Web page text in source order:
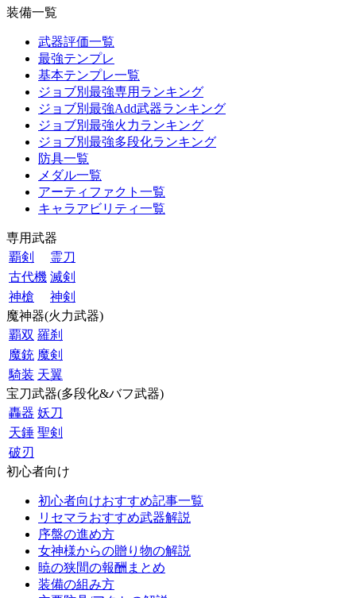
装備一覧
武器評価一覧
最強テンプレ
基本テンプレ一覧
ジョブ別最強専用ランキング
ジョブ別最強Add武器ランキング
ジョブ別最強火力ランキング
ジョブ別最強多段化ランキング
防具一覧
メダル一覧
アーティファクト一覧
キャラアビリティ一覧
専用武器
覇剣
霊刀
古代機 滅剣
神槍
神剣
魔神器(火力武器)
覇双 羅刹
魔銃 魔剣
騎装 天翼
宝刀武器(多段化&バフ武器)
轟器 妖刀
天錘 聖剣
破刃
初心者向け
初心者向けおすすめ記事一覧
リセマラおすすめ武器解説
序盤の進め方
女神様からの贈り物の解説
暁の狭間の報酬まとめ
装備の組み方